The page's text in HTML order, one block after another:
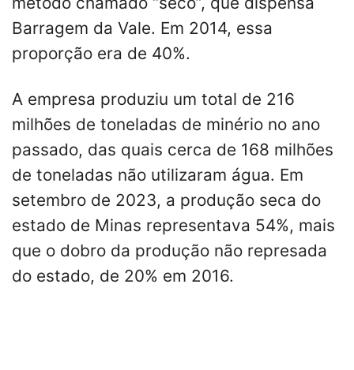
Barragem da Vale. Em 2014, essa
proporção era de 40%.
A empresa produziu um total de 216
milhões de toneladas de minério no ano
passado, das quais cerca de 168 milhões
de toneladas não utilizaram água. Em
setembro de 2023, a produção seca do
estado de Minas representava 54%, mais
que o dobro da produção não represada
do estado, de 20% em 2016.